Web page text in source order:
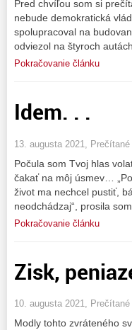
Pred chvíľou som si
nebude demokratická
spolupracoval na
odviezol na štyroch
Pokračovanie článku
Idem. . .
13. augusta 2021, Prečítané
Počula som Tvoj hlas
čakať na môj úsmev…
život ma nechcel pustiť,
neodchádzaj“, prosila
Pokračovanie článku
Zisk,
10. augusta 2021, Prečítané
Modly tohto zvráteného